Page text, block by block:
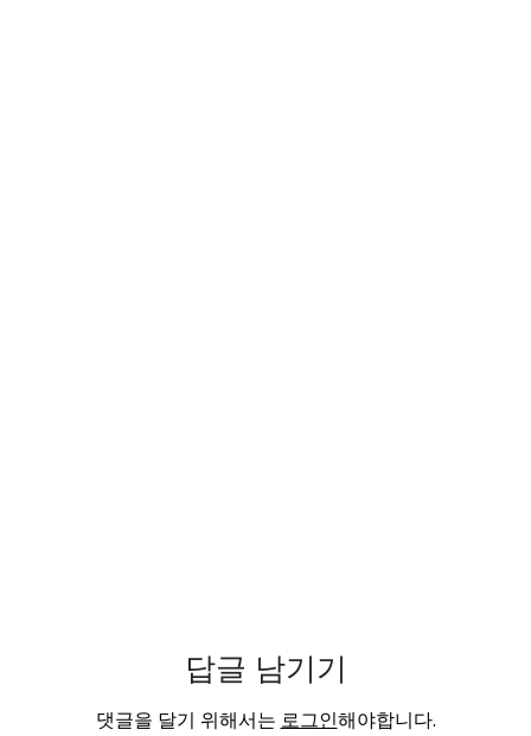
답글 남기기
댓글을 달기 위해서는 로그인해야합니다.